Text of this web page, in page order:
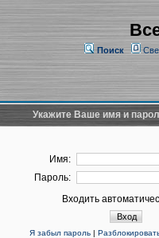
Поиск
Укажите Ваше имя и
Имя:
Пароль:
Входить
Я забыл пароль|